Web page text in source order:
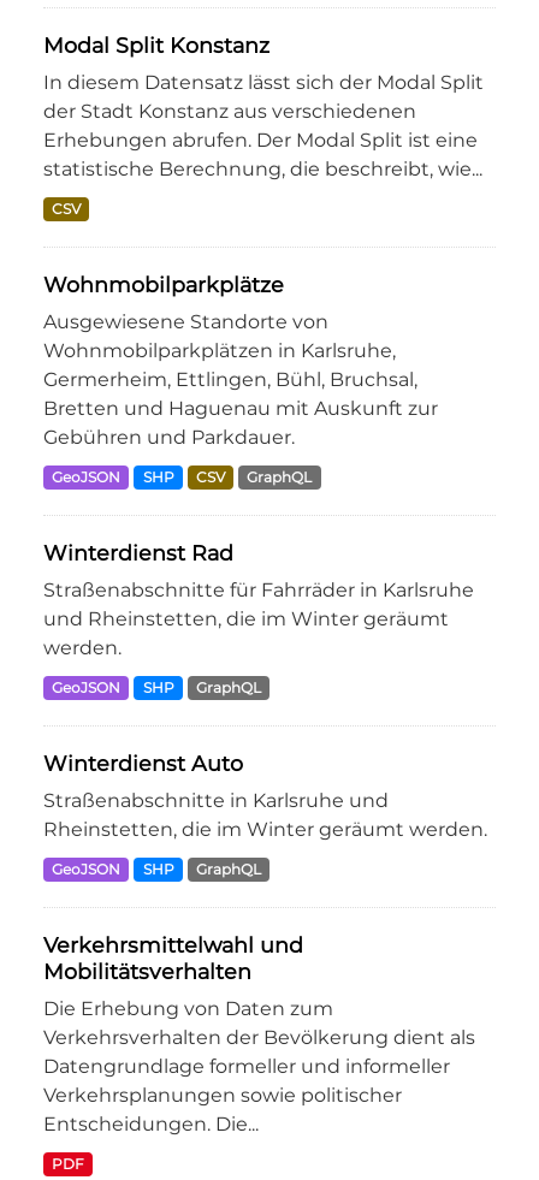
Modal Split Konstanz
In diesem Datensatz lässt sich der Modal Split
der Stadt Konstanz aus verschiedenen
Erhebungen abrufen. Der Modal Split ist eine
statistische Berechnung, die beschreibt, wie...
CSV
Wohnmobilparkplätze
Ausgewiesene Standorte von
Wohnmobilparkplätzen in Karlsruhe,
Germerheim, Ettlingen, Bühl, Bruchsal,
Bretten und Haguenau mit Auskunft zur
Gebühren und Parkdauer.
GeoJSON SHP CSV GraphQL
Winterdienst Rad
Straßenabschnitte für Fahrräder in Karlsruhe
und Rheinstetten, die im Winter geräumt
werden.
GeoJSON SHP GraphQL
Winterdienst Auto
Straßenabschnitte in Karlsruhe und
Rheinstetten, die im Winter geräumt werden.
GeoJSON SHP GraphQL
Verkehrsmittelwahl und
Mobilitätsverhalten
Die Erhebung von Daten zum
Verkehrsverhalten der Bevölkerung dient als
Datengrundlage formeller und informeller
Verkehrsplanungen sowie politischer
Entscheidungen. Die...
PDF